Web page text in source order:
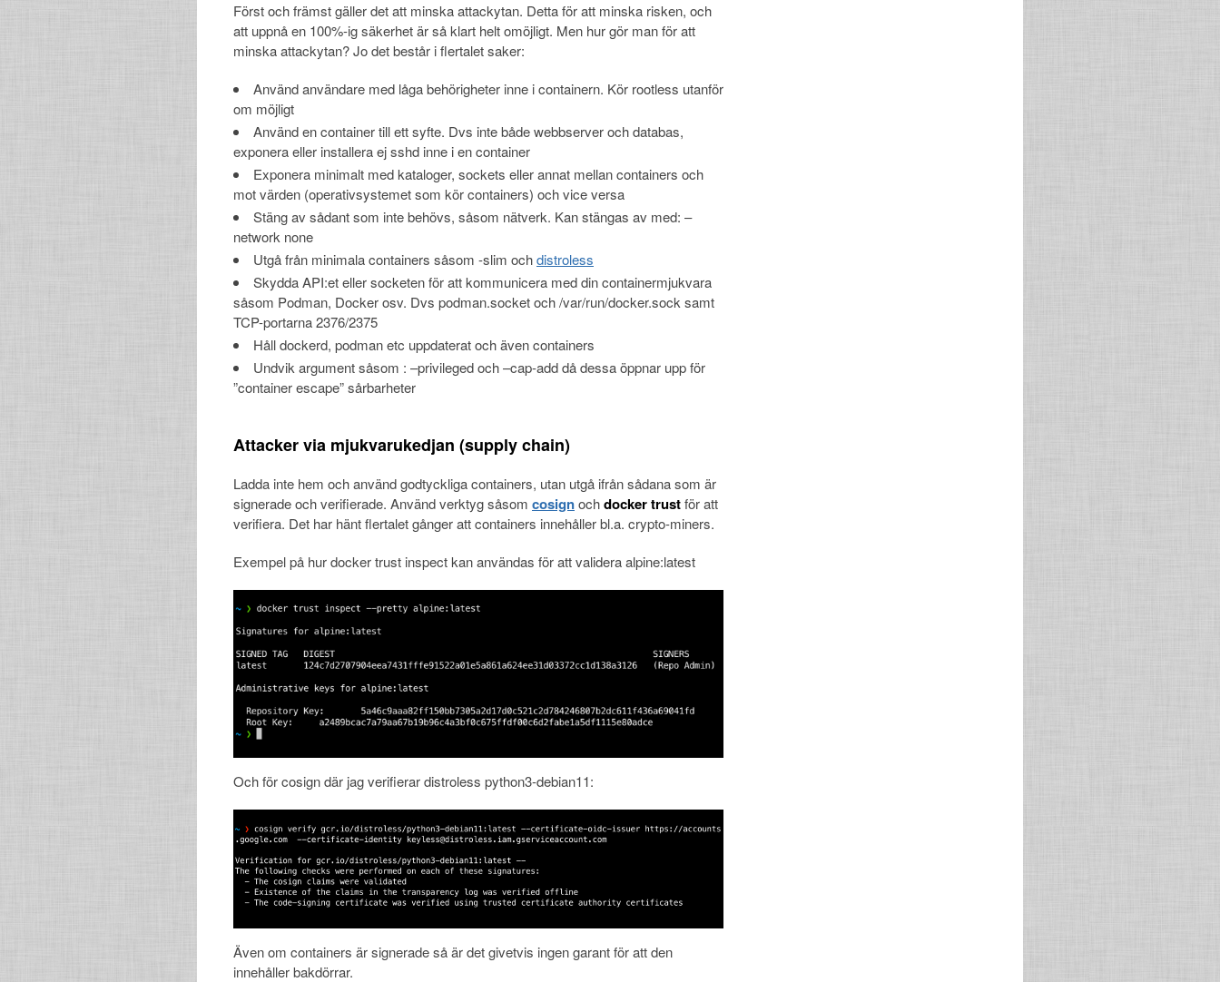
Först och främst gäller det att minska attackytan. Detta för att minska risken, och
att uppnå en 100%-ig säkerhet är så klart helt omöjligt. Men hur gör man för att
minska attackytan? Jo det består i flertalet saker:
Använd användare med låga behörigheter inne i containern. Kör rootless utanför
om möjligt
Använd en container till ett syfte. Dvs inte både webbserver och databas,
exponera eller installera ej sshd inne i en container
Exponera minimalt med kataloger, sockets eller annat mellan containers och
mot värden (operativsystemet som kör containers) och vice versa
Stäng av sådant som inte behövs, såsom nätverk. Kan stängas av med: –
network none
Utgå från minimala containers såsom -slim ochdistroless
Skydda API:et eller socketen för att kommunicera med din containermjukvara
såsom Podman, Docker osv. Dvs podman.socket och /var/run/docker.sock samt
TCP-portarna 2376/2375
Håll dockerd, podman etc uppdaterat och även containers
Undvik argument såsom : –privileged och –cap-add då dessa öppnar upp för
”container escape” sårbarheter
Attacker via mjukvarukedjan (supply chain)
Ladda inte hem och använd godtyckliga containers, utan utgå ifrån sådana som är
signerade och verifierade. Använd verktyg såsom cosignochdocker trustför att
verifiera. Det har hänt flertalet gånger att containers innehåller bl.a. crypto-miners.
Exempel på hur docker trust inspect kan användas för att validera alpine:latest
Och för cosign där jag verifierar distroless python3-debian11:
Även om containers är signerade så är det givetvis ingen garant för att den
innehåller bakdörrar.